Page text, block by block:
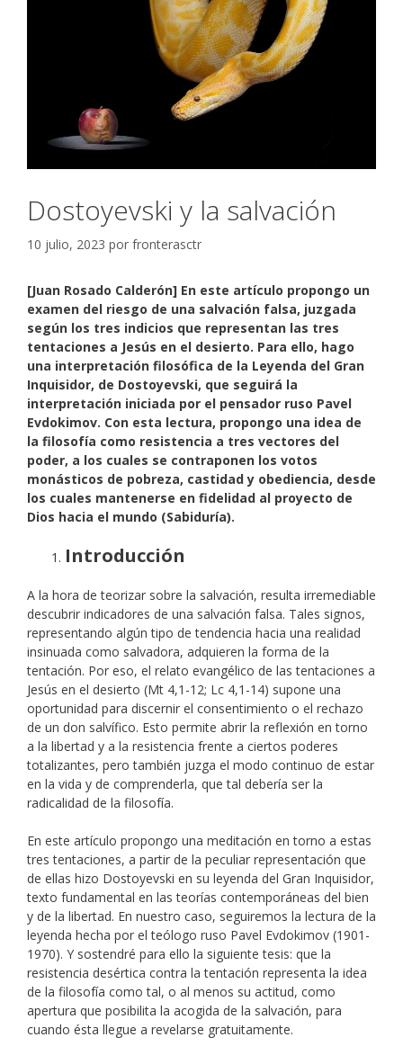
Dostoyevski y la salvación
10 julio, 2023 por fronterasctr
[Juan Rosado Calderón] En este artículo propongo un
examen del riesgo de una salvación falsa, juzgada
según los tres indicios que representan las tres
tentaciones a Jesús en el desierto. Para ello, hago
una interpretación filosófica de la Leyenda del Gran
Inquisidor, de Dostoyevski, que seguirá la
interpretación iniciada por el pensador ruso Pavel
Evdokimov. Con esta lectura, propongo una idea de
la filosofía como resistencia a tres vectores del
poder, a los cuales se contraponen los votos
monásticos de pobreza, castidad y obediencia, desde
los cuales mantenerse en fidelidad al proyecto de
Dios hacia el mundo (Sabiduría).
Introducción
A la hora de teorizar sobre la salvación, resulta irremediable
descubrir indicadores de una salvación falsa. Tales signos,
representando algún tipo de tendencia hacia una realidad
insinuada como salvadora, adquieren la forma de la
tentación. Por eso, el relato evangélico de las tentaciones a
Jesús en el desierto (Mt 4,1-12; Lc 4,1-14) supone una
oportunidad para discernir el consentimiento o el rechazo
de un don salvífico. Esto permite abrir la reflexión en torno
a la libertad y a la resistencia frente a ciertos poderes
totalizantes, pero también juzga el modo continuo de estar
en la vida y de comprenderla, que tal debería ser la
radicalidad de la filosofía.
En este artículo propongo una meditación en torno a estas
tres tentaciones, a partir de la peculiar representación que
de ellas hizo Dostoyevski en su leyenda del Gran Inquisidor,
texto fundamental en las teorías contemporáneas del bien
y de la libertad. En nuestro caso, seguiremos la lectura de la
leyenda hecha por el teólogo ruso Pavel Evdokimov (1901-
1970). Y sostendré para ello la siguiente tesis: que la
resistencia desértica contra la tentación representa la idea
de la filosofía como tal, o al menos su actitud, como
apertura que posibilita la acogida de la salvación, para
cuando ésta llegue a revelarse gratuitamente.